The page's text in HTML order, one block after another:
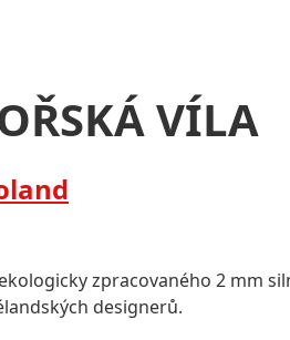
VÍLA
zpracovaného 2 mm
designerů.